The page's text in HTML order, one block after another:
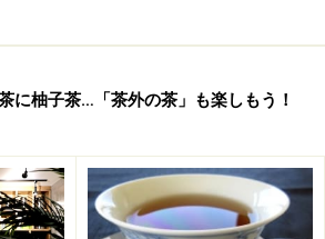
に柚子茶…「茶外の茶」も楽しもう！